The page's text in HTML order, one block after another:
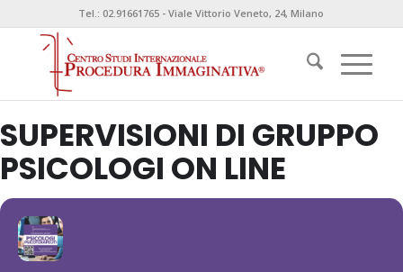
Tel.: 02.91661765 - Viale Vittorio Veneto, 24, Milano
SUPERVISIONI DI GRUPPO
PSICOLOGI ON LINE